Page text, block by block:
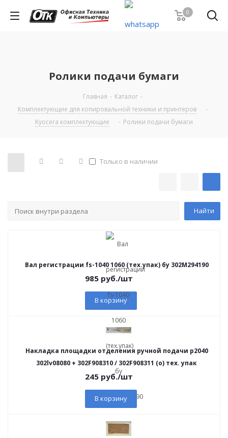
0
Ролики подачи бумаги
Главная - Каталог -
Комплектующие для копировальной техники и принтеров
-
Kyocera комплектующие
- Ролики подачи бумаги
Только в наличии
Вал регистрации fs-1040 1060 (тех.упак) бу 302M294190
985 руб./шт
В корзину
Накладка площадки отделения ручной подачи p2040
302lv08080 + 302F908310 / 302F908311 (o) тех. упак
245 руб./шт
В корзину